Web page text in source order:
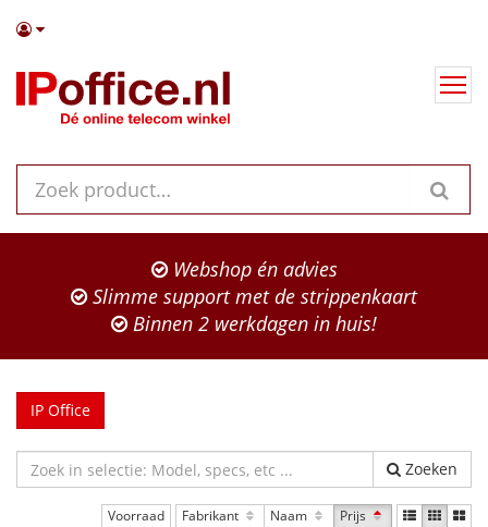
Webshop én advies
Slimme support met de strippenkaart
Binnen 2 werkdagen in huis!
IP Office
Zoeken
Voorraad Fabrikant Naam Prijs